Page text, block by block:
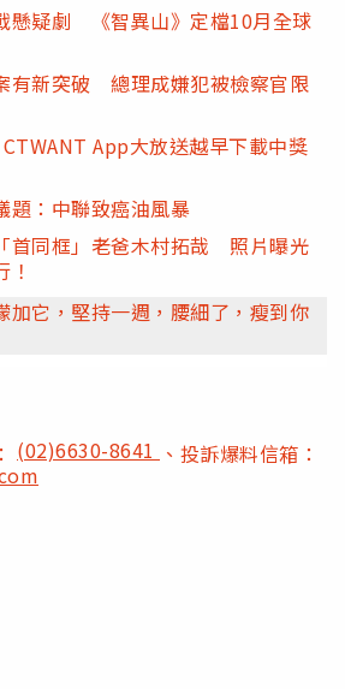
懸疑劇 《智異山》定檔10月全球
有新突破 總理成嫌犯被檢察官限
App大放送越早下載中獎
題：中聯致癌油風暴
首同框」老爸木村拓哉 照片曝光
加它，堅持一週，腰細了，瘦到你
(02)6630-8641 、投訴爆料信箱：